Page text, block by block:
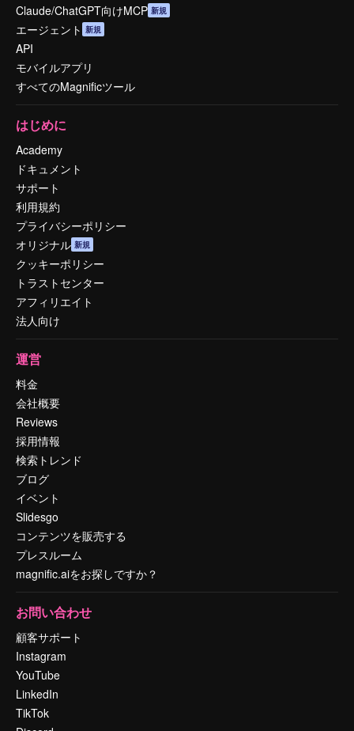
Claude/ChatGPT向けMCP 新規
エージェント 新規
API
モバイルアプリ
すべてのMagnificツール
はじめに
Academy
ドキュメント
サポート
利用規約
プライバシーポリシー
オリジナル 新規
クッキーポリシー
トラストセンター
アフィリエイト
法人向け
運営
料金
会社概要
Reviews
採用情報
検索トレンド
ブログ
イベント
Slidesgo
コンテンツを販売する
プレスルーム
magnific.aiをお探しですか？
お問い合わせ
顧客サポート
Instagram
YouTube
LinkedIn
TikTok